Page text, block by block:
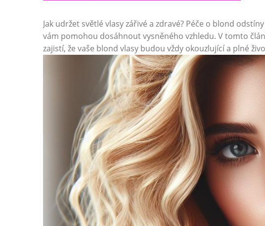
Jak udržet světlé vlasy zářivé a zdravé? Péče o blond
vám pomohou dosáhnout vysněného vzhledu. V tomto
zajistí, že vaše blond vlasy budou vždy okouzlující a plné